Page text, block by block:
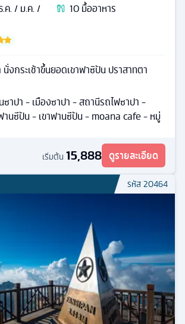
ค. / ม.ค. /
10มื้ออาหาร
งกระเช้าขึ้นยอดเขาฟาซิปัน ปราสาทตา
าปา - เมืองซาปา - สถานีรถไฟซาปา -
านซีปัน - เขาฟานซีปัน - moana cafe - หมู่
เริ่มต้น 15,888 ดูรายละเอียด
รหัส20464